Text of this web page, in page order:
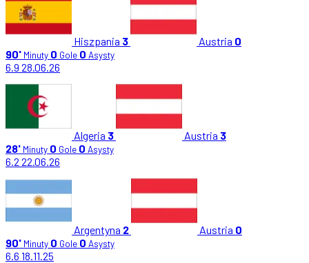
Hiszpania 3 Austria 0
90' Minuty 0 Gole 0 Asysty
6.9 28.06.26
Algeria 3 Austria 3
28' Minuty 0 Gole 0 Asysty
6.2 22.06.26
Argentyna 2 Austria 0
90' Minuty 0 Gole 0 Asysty
6.6 18.11.25